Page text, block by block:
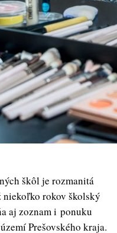
škôl je rozmanitá
niekoľko rokov školský
aj zoznam i ponuku
Prešovského kraja.